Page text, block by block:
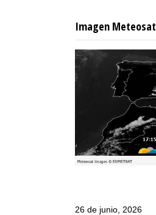
Imagen Meteosat
26 de junio, 2026